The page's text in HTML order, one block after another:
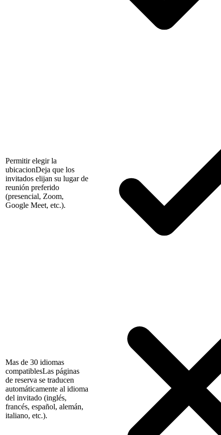
Permitir elegir la
ubicacionDeja que los
invitados elijan su lugar de
reunión preferido
(presencial, Zoom,
Google Meet, etc.).
Mas de 30 idiomas
compatiblesLas páginas
de reserva se traducen
automáticamente al idioma
del invitado (inglés,
francés, español, alemán,
italiano, etc.).